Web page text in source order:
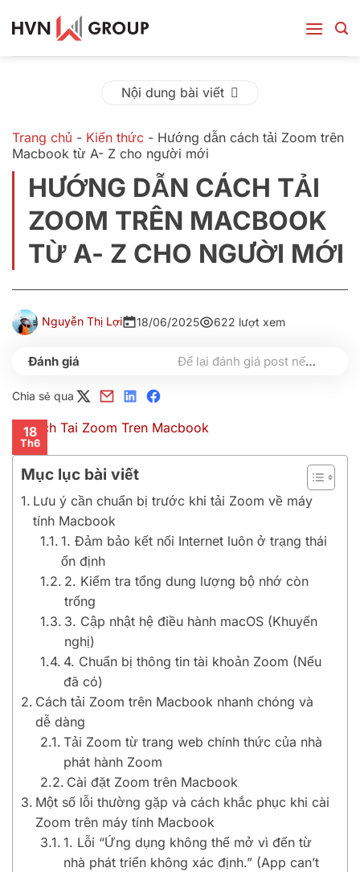
qua
nội
dung
Nội dung bài viết
Trang chủ - Kiến thức - Hướng dẫn cách tải Zoom trên
Macbook từ A- Z cho người mới
HƯỚNG DẪN CÁCH TẢI
ZOOM TRÊN MACBOOK
TỪ A- Z CHO NGƯỜI MỚI
Nguyễn Thị Lợi 18/06/2025 622 lượt xem
Để lại đánh giá post nếu bạn thấy hữu ích nhé
Chia sẻ qua
18
Th6
Mục lục bài viết
Lưu ý cần chuẩn bị trước khi tải Zoom về máy
tính Macbook
1. Đảm bảo kết nối Internet luôn ở trạng thái
ổn định
2. Kiểm tra tổng dung lượng bộ nhớ còn
trống
3. Cập nhật hệ điều hành macOS (Khuyến
nghị)
4. Chuẩn bị thông tin tài khoản Zoom (Nếu
đã có)
Cách tải Zoom trên Macbook nhanh chóng và
dễ dàng
Tải Zoom từ trang web chính thức của nhà
phát hành Zoom
Cài đặt Zoom trên Macbook
Một số lỗi thường gặp và cách khắc phục khi cài
Zoom trên máy tính Macbook
1. Lỗi “Ứng dụng không thể mở vì đến từ
nhà phát triển không xác định.” (App can’t